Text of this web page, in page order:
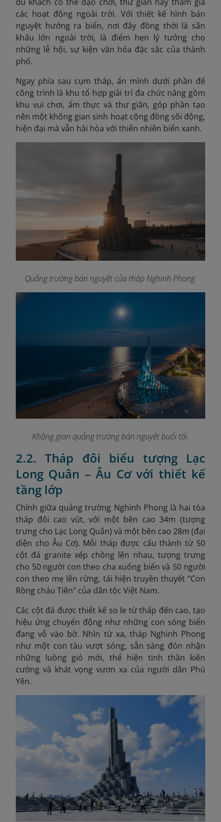
các hoạt động ngoài trời. Với thiết kế hình bán
nguyệt hướng ra biển, nơi đây đồng thời là sân
khấu lớn ngoài trời, là điểm hẹn lý tưởng cho
những lễ hội, sự kiện văn hóa đặc sắc của thành
phố.
Ngay phía sau cụm tháp, ẩn mình dưới phần đế
công trình là khu tổ hợp giải trí đa chức năng gồm
khu vui chơi, ẩm thực và thư giãn, góp phần tạo
nên một không gian sinh hoạt cộng đồng sôi động,
hiện đại mà vẫn hài hòa với thiên nhiên biển xanh.
Quảng trường bán nguyệt của tháp Nghinh Phong.
Không gian quảng trường bán nguyệt buổi tối.
2.2. Tháp đôi biểu tượng Lạc
Long Quân – Âu Cơ với thiết kế
tầng lớp
Chính giữa quảng trường Nghinh Phong là hai tòa
tháp đôi cao vút, với một bên cao 34m (tượng
trưng cho Lạc Long Quân) và một bên cao 28m (đại
diện cho Âu Cơ). Mỗi tháp được cấu thành từ 50
cột đá granite xếp chồng lên nhau, tượng trưng
cho 50 người con theo cha xuống biển và 50 người
con theo mẹ lên rừng, tái hiện truyền thuyết "Con
Rồng cháu Tiên" của dân tộc Việt Nam.
Các cột đá được thiết kế so le từ thấp đến cao, tạo
hiệu ứng chuyển động như những con sóng biển
đang vỗ vào bờ. Nhìn từ xa, tháp Nghinh Phong
như một con tàu vượt sóng, sẵn sàng đón nhận
những luồng gió mới, thể hiện tinh thần kiên
cường và khát vọng vươn xa của người dân Phú
Yên.